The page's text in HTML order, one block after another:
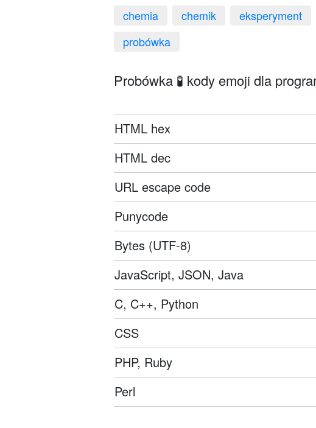
chemia chemik eksperyment
probówka
Probówka 🧪 kody emoji dla
HTML hex
HTML dec
URL escape code
Punycode
Bytes (UTF-8)
JavaScript, JSON, Java
C, C++, Python
CSS
PHP, Ruby
Perl